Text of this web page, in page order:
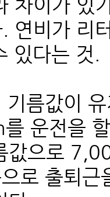
차이가 있
. 연비가
있다는 것.
름값이
운전을
값으로
로 출퇴